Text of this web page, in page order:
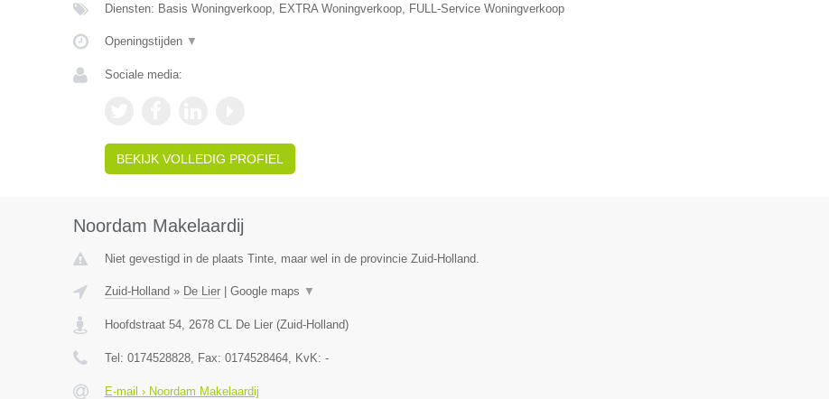
Diensten: Basis Woningverkoop, EXTRA Woningverkoop, FULL-Service Woningverkoop
Openingstijden ▼
Sociale media:
BEKIJK VOLLEDIG PROFIEL
Noordam Makelaardij
Niet gevestigd in de plaats Tinte, maar wel in de provincie Zuid-Holland.
Zuid-Holland » De Lier| Google maps ▼
Hoofdstraat 54, 2678 CL De Lier(Zuid-Holland)
Tel: 0174528828, Fax: 0174528464, KvK: -
E-mail › Noordam Makelaardij